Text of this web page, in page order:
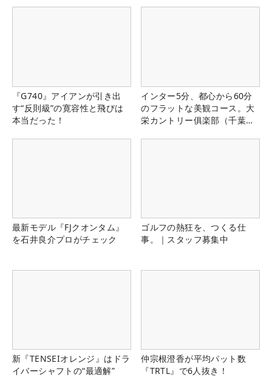
『G740』アイアンが引き出
す“反則級”の寛容性と飛びは
本当だった！
インター5分、都心から60分
のフラットな美観コース。大
栄カントリー俱楽部（千葉
最新モデル『FJクオンタム』
を石井良介プロがチェック
ゴルフの熱狂を、つくる仕
事。｜スタッフ募集中
新『TENSEIオレンジ』はドラ
イバーシャフトの“最適解”
仲宗根澄香が平均パット数
『TRTL』で6人抜き！